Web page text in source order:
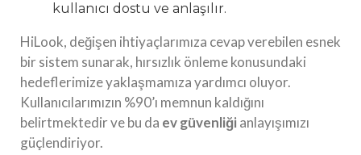
kullanıcı dostu ve anlaşılır.
HiLook, değişen ihtiyaçlarımıza cevap verebilen esnek
bir sistem sunarak, hırsızlık önleme konusundaki
hedeflerimize yaklaşmamıza yardımcı oluyor.
Kullanıcılarımızın %90’ı memnun kaldığını
belirtmektedir ve bu da ev güvenliğianlayışımızı
güçlendiriyor.